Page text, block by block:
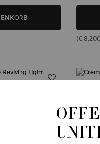
CREMA NERA FIRMING
(€